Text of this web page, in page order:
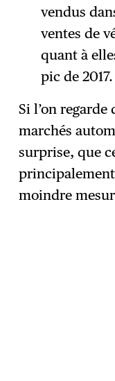
vendus
ventes de
quant à
pic de 2017.
Si l’on
marchés
surprise, que
moindre